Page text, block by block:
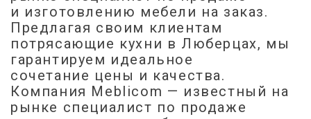
и изготовлению мебели на заказ.
Предлагая своим клиентам
потрясающие кухни в Люберцах, мы
гарантируем идеальное
сочетание цены и качества.
Компания Meblicom — известный на
рынке специалист по продаже